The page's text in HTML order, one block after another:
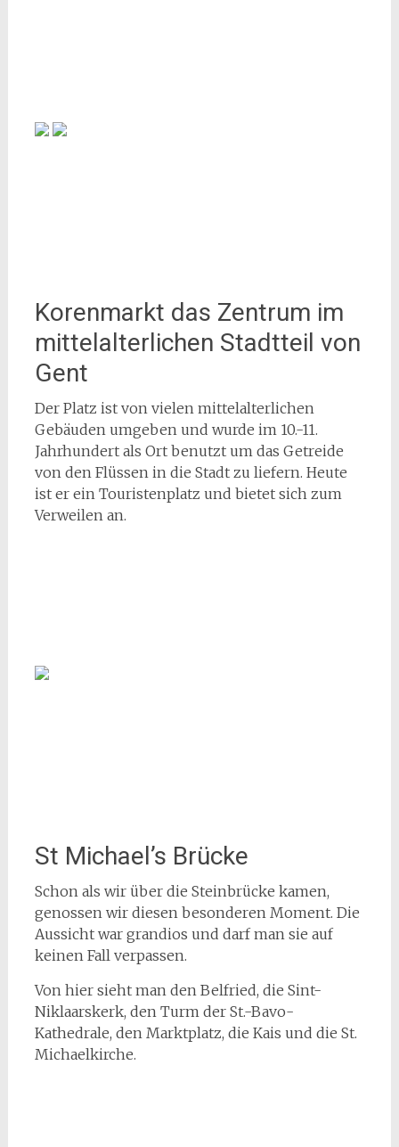
Korenmarkt das Zentrum im
mittelalterlichen Stadtteil von
Gent
Der Platz ist von vielen mittelalterlichen
Gebäuden umgeben und wurde im 10.-11.
Jahrhundert als Ort benutzt um das Getreide
von den Flüssen in die Stadt zu liefern. Heute
ist er ein Touristenplatz und bietet sich zum
Verweilen an.
St Michael’s Brücke
Schon als wir über die Steinbrücke kamen,
genossen wir diesen besonderen Moment. Die
Aussicht war grandios und darf man sie auf
keinen Fall verpassen.
Von hier sieht man den Belfried, die Sint-
Niklaarskerk, den Turm der St.-Bavo-
Kathedrale, den Marktplatz, die Kais und die St.
Michaelkirche.